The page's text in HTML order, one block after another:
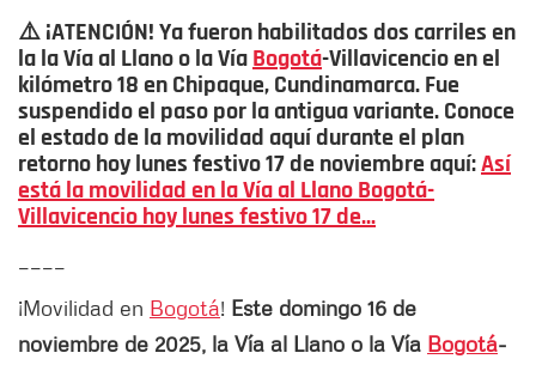
⚠️ ¡ATENCIÓN! Ya fueron habilitados dos carriles en
la la Vía al Llano o la VíaBogotá-Villavicencio en el
kilómetro 18 en Chipaque, Cundinamarca. Fue
suspendido el paso por la antigua variante. Conoce
el estado de la movilidad aquí durante el plan
retorno hoy lunes festivo 17 de noviembre aquí:Así
está la movilidad en la Vía al Llano Bogotá-
Villavicencio hoy lunes festivo 17 de...
¡Movilidad en Bogotá! Este domingo 16 de
noviembre de 2025, la Vía al Llano o la Vía Bogotá-